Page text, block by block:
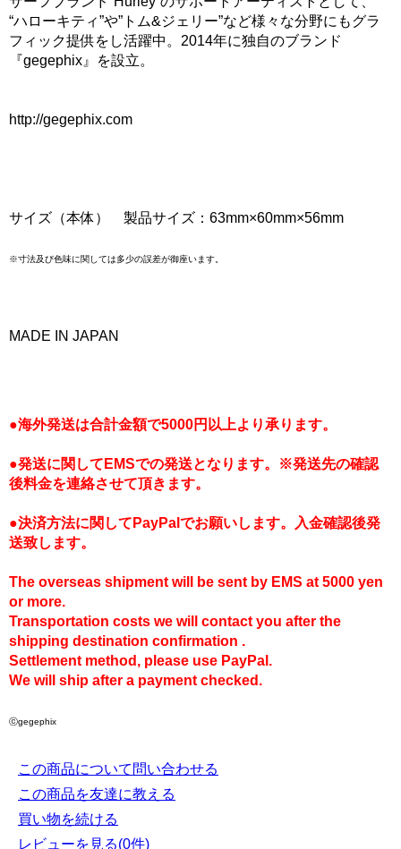
“ハローキティ”や”トム&ジェリー”など様々な分野にもグラ
フィック提供をし活躍中。2014年に独自のブランド
『gegephix』を設立。
http://gegephix.com
サイズ（本体） 製品サイズ：63mm×60mm×56mm
※寸法及び色味に関しては多少の誤差が御座います。
MADE IN JAPAN
●海外発送は合計金額で5000円以上より承ります。
●発送に関してEMSでの発送となります。※発送先の確認
後料金を連絡させて頂きます。
●決済方法に関してPayPalでお願いします。入金確認後発
送致します。
The overseas shipment will be sent by EMS at 5000 yen
or more.
Transportation costs we will contact you after the
shipping destination confirmation .
Settlement method, please use PayPal.
We will ship after a payment checked.
ⓒgegephix
この商品について問い合わせる
この商品を友達に教える
買い物を続ける
レビューを見る(0件)